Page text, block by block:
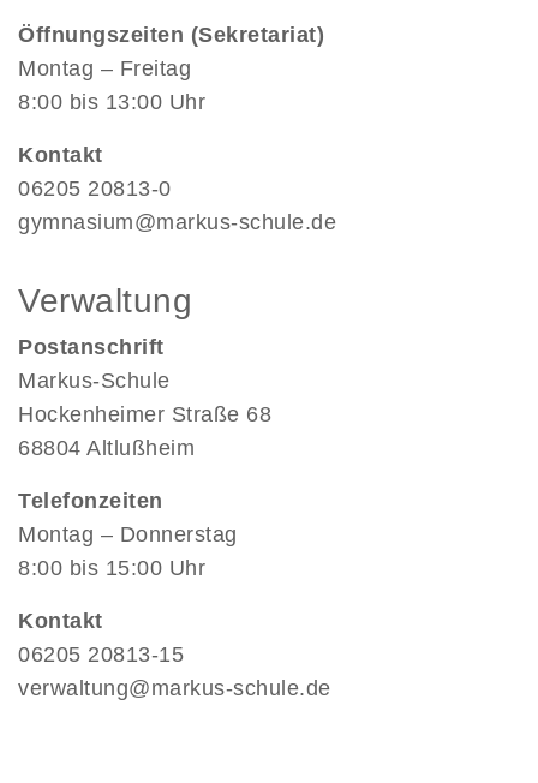
Öffnungszeiten (Sekretariat)
Montag – Freitag
8:00 bis 13:00 Uhr
Kontakt
06205 20813-0
gymnasium@markus-schule.de
Verwaltung
Postanschrift
Markus-Schule
Hockenheimer Straße 68
68804 Altlußheim
Telefonzeiten
Montag – Donnerstag
8:00 bis 15:00 Uhr
Kontakt
06205 20813-15
verwaltung@markus-schule.de